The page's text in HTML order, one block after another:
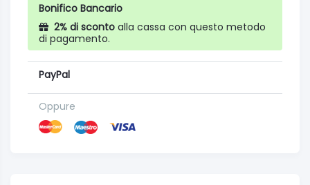
Bonifico Bancario
2% di sconto alla cassa con questo metodo
di pagamento.
PayPal
Oppure